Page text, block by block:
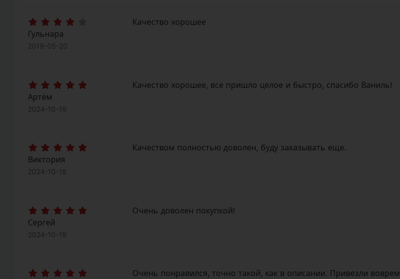
Гульнара
2019-05-20
Качество хорошее
Артём
2024-10-19
Качество хорошее, все пришло целое и быстро, спасибо Ваниль!
Виктория
2024-10-18
Качеством полностью доволен, буду заказывать еще.
Сергей
2024-10-19
Очень доволен покупкой!
Очень понравился, точно такой, как в описании. Привезли